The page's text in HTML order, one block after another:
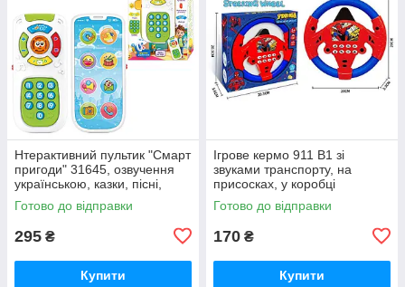
Нтерактивний пультик "Смарт
пригоди" 31645, озвучення
українською, казки, пісні,
вікторина, підсвітка
Готово до відправки
295 ₴
Купити
Ігрове кермо 911 B1 зі
звуками транспорту, на
присосках, у коробці
Готово до відправки
170 ₴
Купити